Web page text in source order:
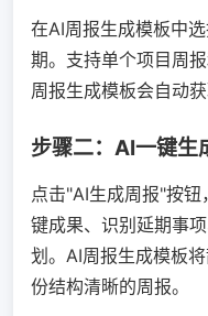
在AI周报生成模板中
期。支持单个项目周
周报生成模板会自动
步骤二：AI一键生
点击"AI生成周报"按
键成果、识别延期事
划。AI周报生成模板
份结构清晰的周报。